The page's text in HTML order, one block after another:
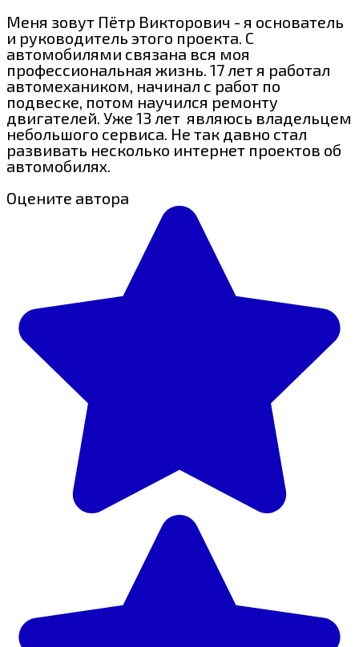
Меня зовут Пётр Викторович - я основатель
и руководитель этого проекта. С
автомобилями связана вся моя
профессиональная жизнь. 17 лет я работал
автомехаником, начинал с работ по
подвеске, потом научился ремонту
двигателей. Уже 13 лет являюсь владельцем
небольшого сервиса. Не так давно стал
развивать несколько интернет проектов об
автомобилях.
Оцените автора